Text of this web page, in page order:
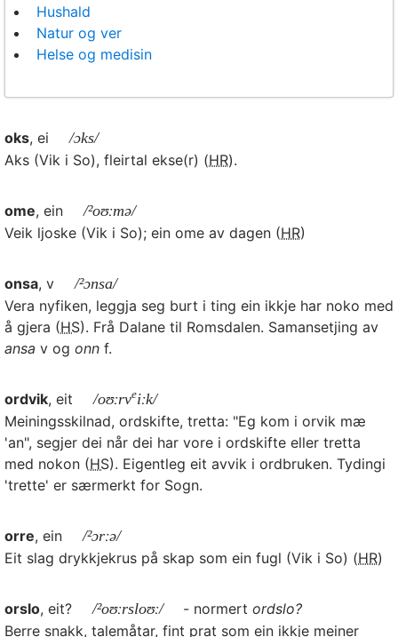
Hushald
Natur og ver
Helse og medisin
oks, ei
/ɔks/
Aks (Vik i So), fleirtal ekse(r) (HR).
ome, ein
/²oʊːmə/
Veik ljoske (Vik i So); ein ome av dagen (HR)
onsa, v
/²ɔnsa/
Vera nyfiken, leggja seg burt i ting ein ikkje har noko med
å gjera (HS). Frå Dalane til Romsdalen. Samansetjing av
ansa v og onn f.
ordvik, eit /oʊːrveiːk/
Meiningsskilnad, ordskifte, tretta: "Eg kom i orvik mæ
'an", segjer dei når dei har vore i ordskifte eller tretta
med nokon (HS). Eigentleg eit avvik i ordbruken. Tydingi
'trette' er særmerkt for Sogn.
orre, ein
/²ɔrːə/
Eit slag drykkjekrus på skap som ein fugl (Vik i So) (HR)
orslo, eit? /²oʊːrsloʊː/ - normertordslo?
Berre snakk, talemåtar, fint prat som ein ikkje meiner